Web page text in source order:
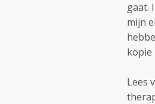
gaat.
mijn
kopie
Lees